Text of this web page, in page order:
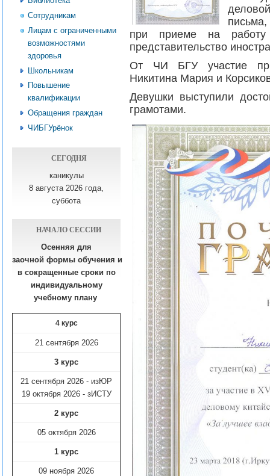
Сотрудникам
Лицам с ограниченными
возможностями
здоровья
Школьникам
Повышение
квалификации
Обращения граждан
ЧИБГУрёнок
СЕГОДНЯ
каникулы
8 августа 2026 года,
суббота
НАЧАЛО СЕССИИ
Осенняя для
заочной формы обучения и
в сокращенные сроки по
индивидуальному
учебному плану​
4 курс
21 сентября 2026
3 курс
21 сентября 2026 - изЮР
19 октября 2026 - зИСТУ
2 курс
05 октября 2026
1 курс
09 ноября 2026
при приеме на работу
представительство
От ЧИ БГУ участие
Никитина Мария и
Девушки выступили
грамотами.